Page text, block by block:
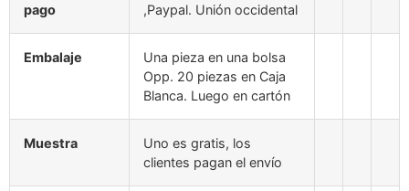
pago
,Paypal. Unión occidental
Embalaje
Una pieza en una bolsa
Opp. 20 piezas en Caja
Blanca. Luego en cartón
Muestra
Uno es gratis, los
clientes pagan el envío